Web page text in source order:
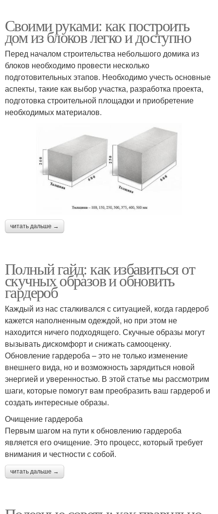
Своими руками: как построить
дом из блоков легко и доступно
Перед началом строительства небольшого домика из
блоков необходимо провести несколько
подготовительных этапов. Необходимо учесть основные
аспекты, такие как выбор участка, разработка проекта,
подготовка строительной площадки и приобретение
необходимых материалов.
читать дальше →
Полный гайд: как избавиться от
скучных образов и обновить
гардероб
Каждый из нас сталкивался с ситуацией, когда гардероб
кажется наполненным одеждой, но при этом не
находится ничего подходящего. Скучные образы могут
вызывать дискомфорт и снижать самооценку.
Обновление гардероба – это не только изменение
внешнего вида, но и возможность зарядиться новой
энергией и уверенностью. В этой статье мы рассмотрим
шаги, которые помогут вам преобразить ваш гардероб и
создать интересные образы.
Очищение гардероба
Первым шагом на пути к обновлению гардероба
является его очищение. Это процесс, который требует
внимания и честности с собой.
читать дальше →